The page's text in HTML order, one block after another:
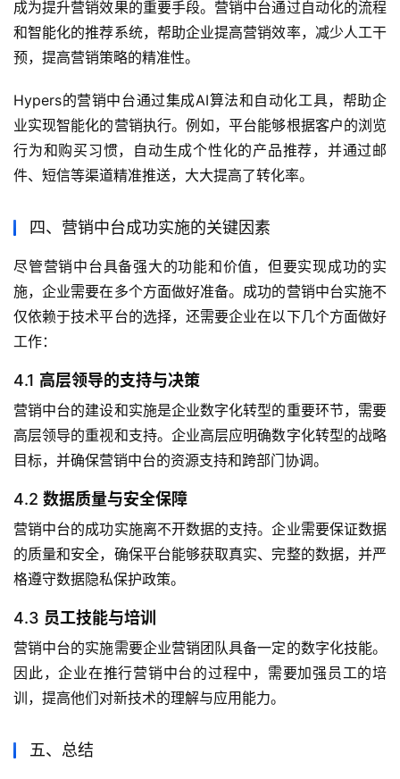
成为提升营销效果的重要手段。营销中台通过自动化的流程
和智能化的推荐系统，帮助企业提高营销效率，减少人工干
预，提高营销策略的精准性。
Hypers的营销中台通过集成AI算法和自动化工具，帮助企
业实现智能化的营销执行。例如，平台能够根据客户的浏览
行为和购买习惯，自动生成个性化的产品推荐，并通过邮
件、短信等渠道精准推送，大大提高了转化率。
四、营销中台成功实施的关键因素
尽管营销中台具备强大的功能和价值，但要实现成功的实
施，企业需要在多个方面做好准备。成功的营销中台实施不
仅依赖于技术平台的选择，还需要企业在以下几个方面做好
工作：
4.1 高层领导的支持与决策
营销中台的建设和实施是企业数字化转型的重要环节，需要
高层领导的重视和支持。企业高层应明确数字化转型的战略
目标，并确保营销中台的资源支持和跨部门协调。
4.2 数据质量与安全保障
营销中台的成功实施离不开数据的支持。企业需要保证数据
的质量和安全，确保平台能够获取真实、完整的数据，并严
格遵守数据隐私保护政策。
4.3 员工技能与培训
营销中台的实施需要企业营销团队具备一定的数字化技能。
因此，企业在推行营销中台的过程中，需要加强员工的培
训，提高他们对新技术的理解与应用能力。
五、总结